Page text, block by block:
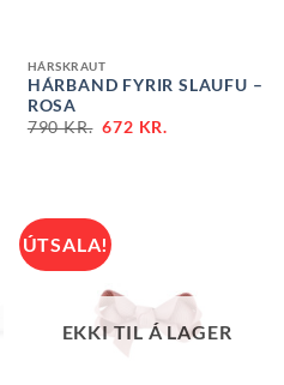
HÁRSKRAUT
HÁRBAND FYRIR SLAUFU –
ROSA
790KR. 672 KR.
ÚTSALA!
EKKI TIL Á LAGER